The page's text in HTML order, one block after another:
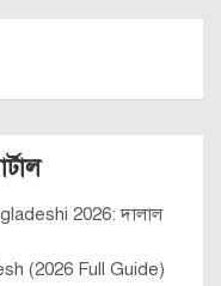
2026: দালাল
(2026 Full Guide)